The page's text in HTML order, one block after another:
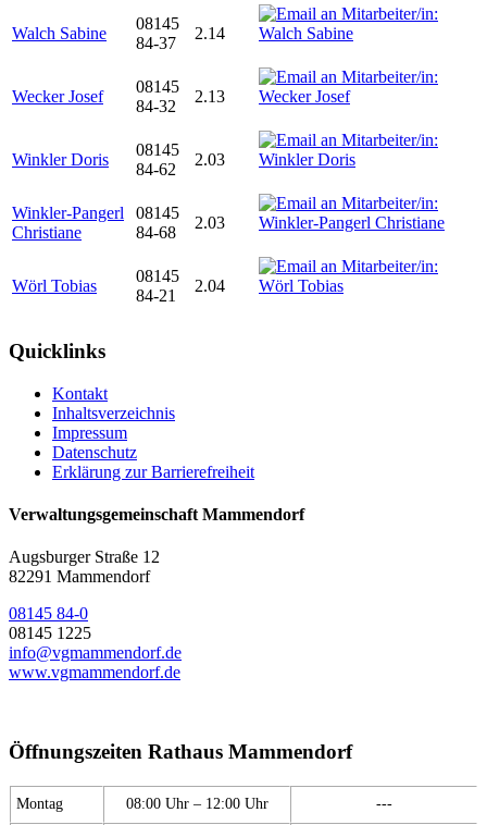
Walch Sabine
08145
84-37
2.14
Wecker Josef
08145
84-32
2.13
Winkler Doris
08145
84-62
2.03
Winkler-Pangerl
Christiane
08145
84-68
2.03
Wörl Tobias
08145
84-21
2.04
Quicklinks
Kontakt
Inhaltsverzeichnis
Impressum
Datenschutz
Erklärung zur Barrierefreiheit
Verwaltungsgemeinschaft Mammendorf
Augsburger Straße 12
82291 Mammendorf
08145 84-0
08145 1225
info@vgmammendorf.de
www.vgmammendorf.de
Öffnungszeiten Rathaus Mammendorf
Montag 08:00 Uhr – 12:00 Uhr ---